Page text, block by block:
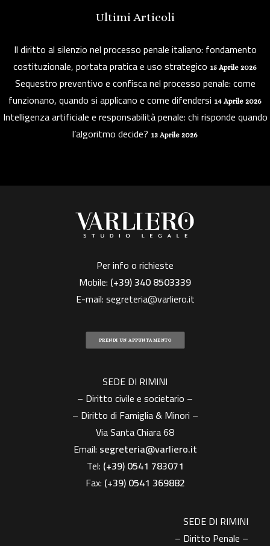
Ultimi Articoli
Il diritto al silenzio nel processo penale italiano: fondamento
costituzionale, portata pratica e uso strategico 15 Aprile 2026
Sequestro preventivo e confisca nel processo penale: come
funzionano, quando si applicano e come difendersi 14 Aprile 2026
Intelligenza artificiale e responsabilità penale: chi risponde quando
l’algoritmo decide? 13 Aprile 2026
Per info o richieste
Mobile: (+39)340 8503339
E-mail:segreteria@varliero.it
PRENDI UN APPUNTAMENTO
SEDE DI RIMINI
– Diritto civile e societario –
– Diritto di Famiglia & Minori –
Via Santa Chiara 68
Email: segreteria@varliero.it
Tel: (+39) 0541 783071
Fax: (+39)0541 369882
SEDE DI RIMINI
– Diritto Penale –